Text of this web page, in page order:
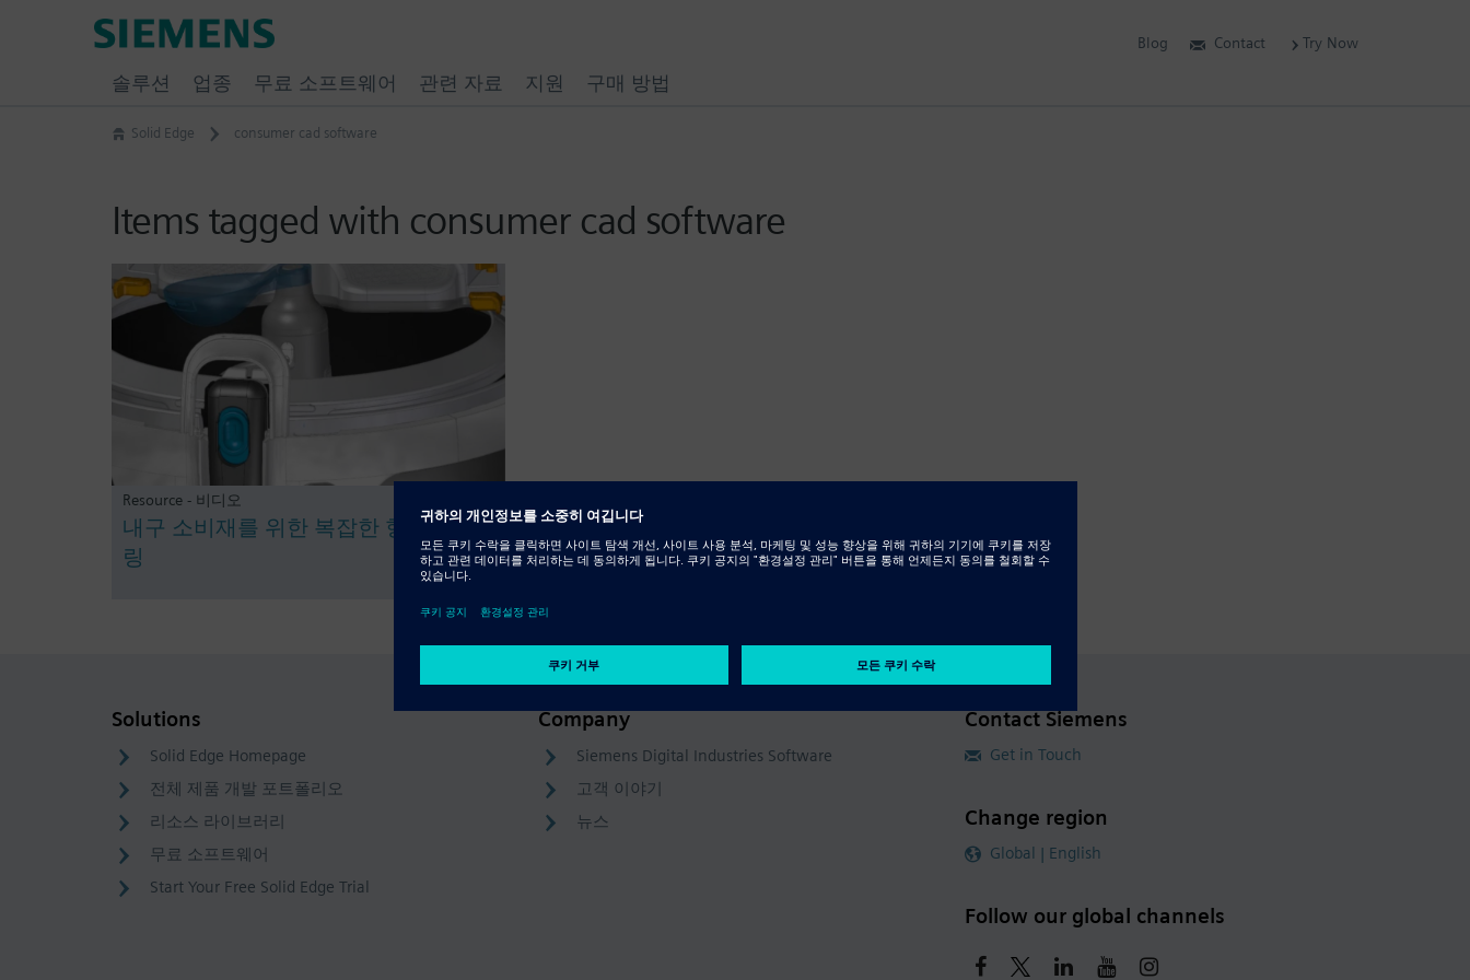
Solid Edge consumer cad software
Items tagged with consumer cad software
Resource - 비디오
내구 소비재를 위한 복잡한 형상 모델
링
Solutions
Solid Edge Homepage
전체 제품 개발 포트폴리오
리소스 라이브러리
무료 소프트웨어
Start Your Free Solid Edge Trial
Company
Siemens Digital Industries Software
고객 이야기
뉴스
Contact Siemens
Get in Touch
Change region
Global | English
Follow our global channels
Blog Contact Try Now
솔루션 업종 무료 소프트웨어 관련 자료 지원 구매 방법